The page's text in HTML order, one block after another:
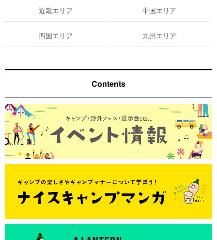
近畿エリア 中国エリア
四国エリア 九州エリア
Contents